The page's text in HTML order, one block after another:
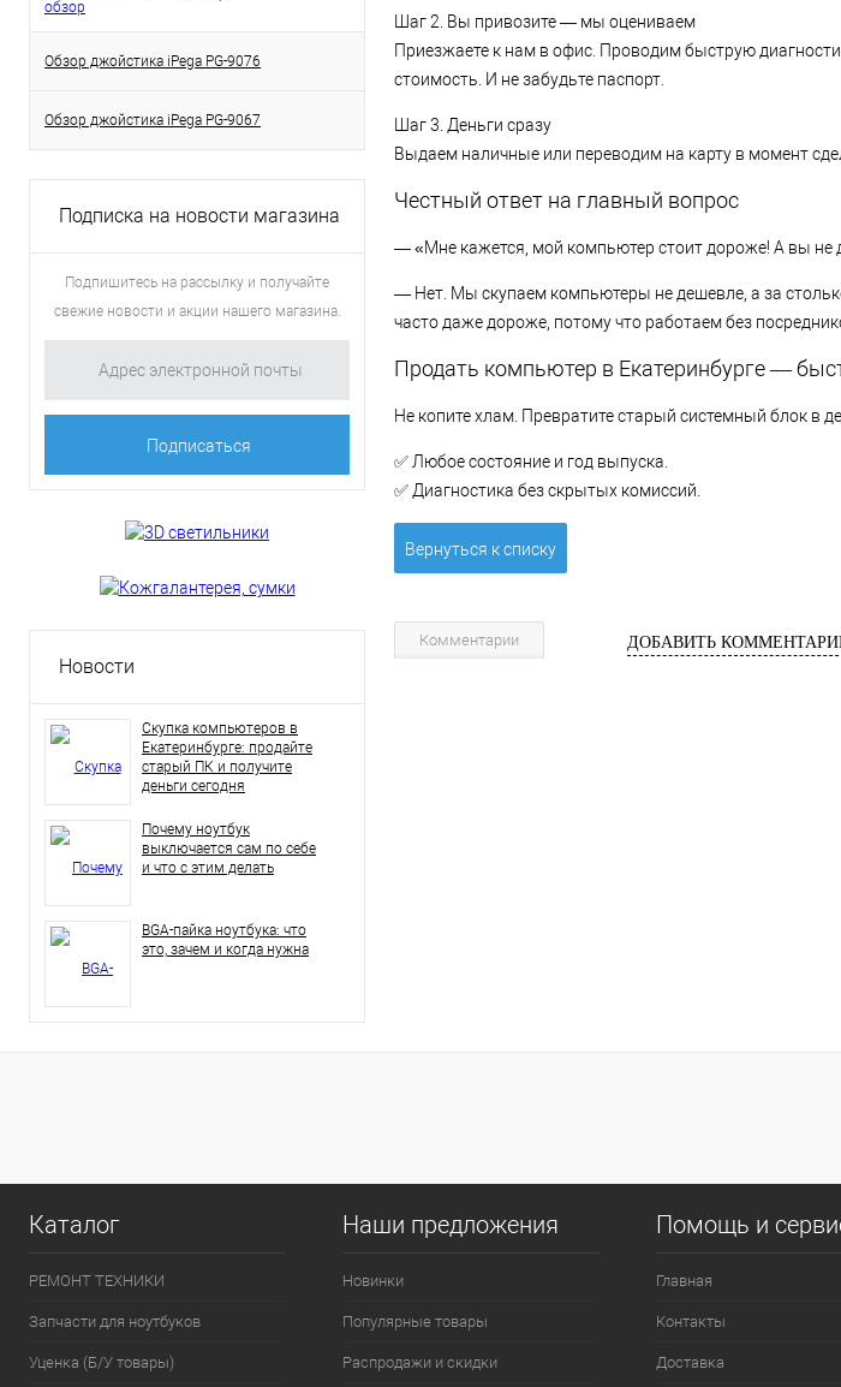
Обзор джойстика iPega PG-9076
Обзор джойстика iPega PG-9067
Подписка на новости магазина
Подпишитесь на рассылку и получайте
свежие новости и акции нашего магазина.
Новости
Скупка компьютеров в
Екатеринбурге: продайте
старый ПК и получите
деньги сегодня
Почему ноутбук
выключается сам по себе
и что с этим делать
BGA-пайка ноутбука: что
это, зачем и когда нужна
Шаг 2. Вы привозите — мы оцениваем
Приезжаете к нам в офис. Проводим быструю
стоимость. И не забудьте паспорт.
Шаг 3. Деньги сразу
Выдаем наличные или переводим на карту в момент
Честный ответ на главный вопрос
— «Мне кажется, мой компьютер стоит дороже! А вы не
— Нет. Мы скупаем компьютеры не дешевле, а за
часто даже дороже, потому что работаем без
Продать компьютер в Екатеринбурге —
Не копите хлам. Превратите старый системный блок в
✅ Любое состояние и год выпуска.
✅ Диагностика без скрытых комиссий.
Вернуться к списку
Комментарии ДОБАВИТЬ
Каталог
РЕМОНТ ТЕХНИКИ
Запчасти для ноутбуков
Уценка (Б/У товары)
Наши предложения
Новинки
Популярные товары
Распродажи и скидки
Помощь и
Главная
Контакты
Доставка